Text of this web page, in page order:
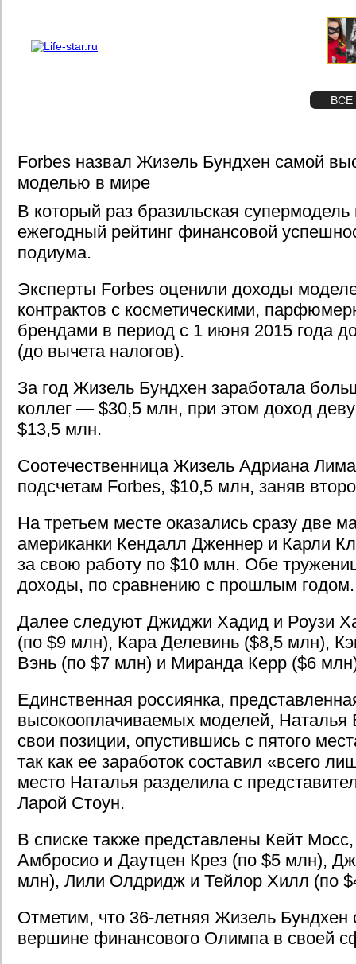
ВСЕ
Forbes назвал Жизель Бундхен самой
моделью в мире
В который раз бразильская супермодель
ежегодный рейтинг финансовой
подиума.
Эксперты Forbes оценили доходы
контрактов с косметическими,
брендами в период с 1 июня 2015 года
(до вычета налогов).
За год Жизель Бундхен заработала
коллег — $30,5 млн, при этом доход
$13,5 млн.
Соотечественница Жизель Адриана
подсчетам Forbes, $10,5 млн, заняв
На третьем месте оказались сразу две
американки Кендалл Дженнер и Карли
за свою работу по $10 млн. Обе
доходы, по сравнению с прошлым годом.
Далее следуют Джиджи Хадид и Роузи
(по $9 млн), Кара Делевинь ($8,5 млн),
Вэнь (по $7 млн) и Миранда Керр ($6
Единственная россиянка,
высокооплачиваемых моделей, Наталья
свои позиции, опустившись с пятого
так как ее заработок составил «всего
место Наталья разделила с
Ларой Стоун.
В списке также представлены Кейт
Амбросио и Даутцен Крез (по $5 млн),
млн), Лили Олдридж и Тейлор Хилл (по
Отметим, что 36-летняя Жизель Бундхен
вершине финансового Олимпа в своей